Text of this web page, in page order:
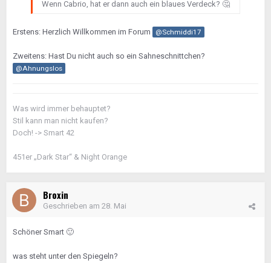
Wenn Cabrio, hat er dann auch ein blaues Verdeck? 🤔
Erstens: Herzlich Willkommen im Forum @Schmiddi17
Zweitens: Hast Du nicht auch so ein Sahneschnittchen?
@Ahnungslos
Was wird immer behauptet?
Stil kann man nicht kaufen?
Doch! -> Smart 42
451er „Dark Star“ & Night Orange
Broxin
Geschrieben am 28. Mai
Schöner Smart 🙂
was steht unter den Spiegeln?